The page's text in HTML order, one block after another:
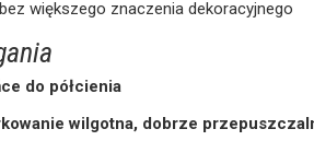
większego znaczenia dekoracyjnego
do półcienia
wilgotna, dobrze